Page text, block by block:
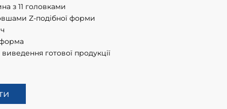
з 11 головками
Z-подібної форми
готової продукції